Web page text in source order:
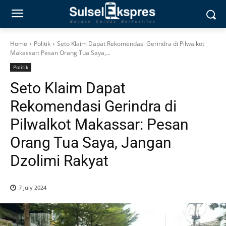
Home Politik
Seto Klaim Dapat Rekomendasi Gerindra di Pilwalkot
Makassar: Pesan Orang Tua Saya,...
Politik
Seto Klaim Dapat
Rekomendasi Gerindra di
Pilwalkot Makassar: Pesan
Orang Tua Saya, Jangan
Dzolimi Rakyat
7 July 2024